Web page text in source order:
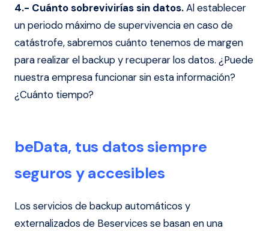
4.- Cuánto sobrevivirías sin datos.Al establecer
un periodo máximo de supervivencia en caso de
catástrofe, sabremos cuánto tenemos de margen
para realizar el backup y recuperar los datos. ¿Puede
nuestra empresa funcionar sin esta información?
¿Cuánto tiempo?
beData, tus datos siempre
seguros y accesibles
Los servicios de backup automáticos y
externalizados de Beservices se basan en una